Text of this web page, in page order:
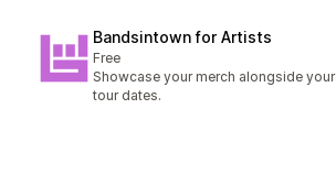
Bandsintown for Artists
Free
Showcase your merch alongside your
tour dates.